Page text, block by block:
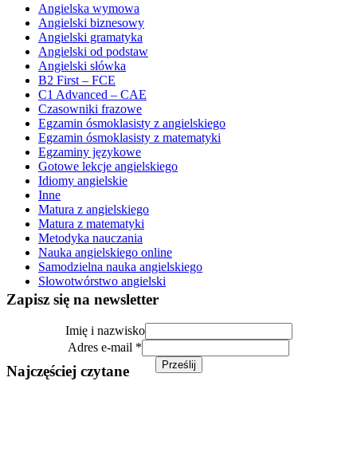
Angielska wymowa
Angielski biznesowy
Angielski gramatyka
Angielski od podstaw
Angielski słówka
B2 First – FCE
C1 Advanced – CAE
Czasowniki frazowe
Egzamin ósmoklasisty z angielskiego
Egzamin ósmoklasisty z matematyki
Egzaminy językowe
Gotowe lekcje angielskiego
Idiomy angielskie
Inne
Matura z angielskiego
Matura z matematyki
Metodyka nauczania
Nauka angielskiego online
Samodzielna nauka angielskiego
Słowotwórstwo angielski
Zapisz się na newsletter
nazwisko
Adres
Imię i nazwisko
Adres e-mail *
Prześlij
Najczęściej czytane